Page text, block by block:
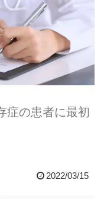
症の患者に最初
2022/03/15